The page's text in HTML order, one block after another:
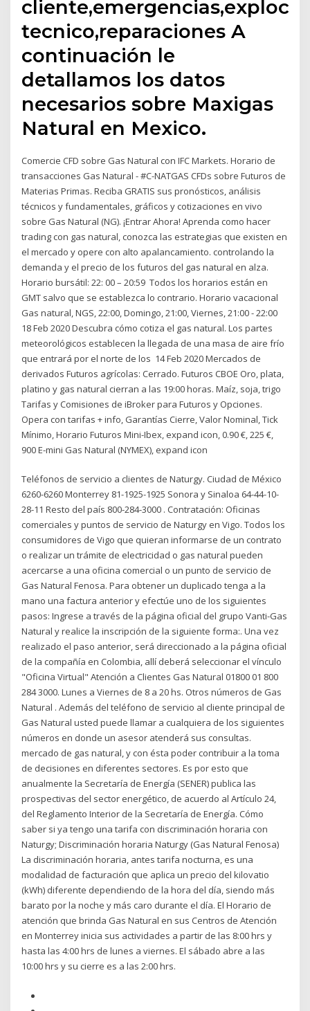
tecnico,reparaciones A
continuación le
detallamos los datos
necesarios sobre Maxigas
Natural en Mexico.
Comercie CFD sobre Gas Natural con IFC Markets. Horario de
transacciones Gas Natural - #C-NATGAS CFDs sobre Futuros de
Materias Primas. Reciba GRATIS sus pronósticos, análisis
técnicos y fundamentales, gráficos y cotizaciones en vivo
sobre Gas Natural (NG). ¡Entrar Ahora! Aprenda como hacer
trading con gas natural, conozca las estrategias que existen en
el mercado y opere con alto apalancamiento. controlando la
demanda y el precio de los futuros del gas natural en alza.
Horario bursátil: 22: 00 – 20:59 Todos los horarios están en
GMT salvo que se establezca lo contrario. Horario vacacional
Gas natural, NGS, 22:00, Domingo, 21:00, Viernes, 21:00 - 22:00
18 Feb 2020 Descubra cómo cotiza el gas natural. Los partes
meteorológicos establecen la llegada de una masa de aire frío
que entrará por el norte de los 14 Feb 2020 Mercados de
derivados Futuros agrícolas: Cerrado. Futuros CBOE Oro, plata,
platino y gas natural cierran a las 19:00 horas. Maíz, soja, trigo
Tarifas y Comisiones de iBroker para Futuros y Opciones.
Opera con tarifas + info, Garantías Cierre, Valor Nominal, Tick
Mínimo, Horario Futuros Mini-Ibex, expand icon, 0.90 €, 225 €,
900 E-mini Gas Natural (NYMEX), expand icon
Teléfonos de servicio a clientes de Naturgy. Ciudad de México
6260-6260 Monterrey 81-1925-1925 Sonora y Sinaloa 64-44-10-
28-11 Resto del país 800-284-3000 . Contratación: Oficinas
comerciales y puntos de servicio de Naturgy en Vigo. Todos los
consumidores de Vigo que quieran informarse de un contrato
o realizar un trámite de electricidad o gas natural pueden
acercarse a una oficina comercial o un punto de servicio de
Gas Natural Fenosa. Para obtener un duplicado tenga a la
mano una factura anterior y efectúe uno de los siguientes
pasos: Ingrese a través de la página oficial del grupo Vanti-Gas
Natural y realice la inscripción de la siguiente forma:. Una vez
realizado el paso anterior, será direccionado a la página oficial
de la compañía en Colombia, allí deberá seleccionar el vínculo
"Oficina Virtual" Atención a Clientes Gas Natural 01800 01 800
284 3000. Lunes a Viernes de 8 a 20 hs. Otros números de Gas
Natural . Además del teléfono de servicio al cliente principal de
Gas Natural usted puede llamar a cualquiera de los siguientes
números en donde un asesor atenderá sus consultas.
mercado de gas natural, y con ésta poder contribuir a la toma
de decisiones en diferentes sectores. Es por esto que
anualmente la Secretaría de Energía (SENER) publica las
prospectivas del sector energético, de acuerdo al Artículo 24,
del Reglamento Interior de la Secretaría de Energía. Cómo
saber si ya tengo una tarifa con discriminación horaria con
Naturgy; Discriminación horaria Naturgy (Gas Natural Fenosa)
La discriminación horaria, antes tarifa nocturna, es una
modalidad de facturación que aplica un precio del kilovatio
(kWh) diferente dependiendo de la hora del día, siendo más
barato por la noche y más caro durante el día. El Horario de
atención que brinda Gas Natural en sus Centros de Atención
en Monterrey inicia sus actividades a partir de las 8:00 hrs y
hasta las 4:00 hrs de lunes a viernes. El sábado abre a las
10:00 hrs y su cierre es a las 2:00 hrs.